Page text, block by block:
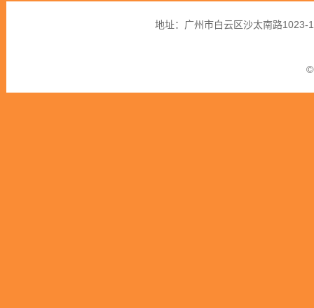
地址：广州市白云区沙太南路